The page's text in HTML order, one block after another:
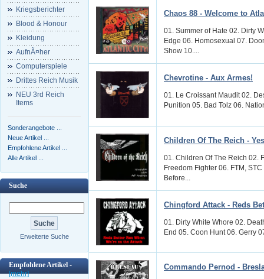
Kriegsberichter
Blood & Honour
Kleidung
AufnÃ¤her
Computerspiele
Drittes Reich Musik
NEU 3rd Reich
Items
Sonderangebote ...
Neue Artikel ...
Empfohlene Artikel ...
Alle Artikel ...
Suche
Erweiterte Suche
Empfohlene Artikel -
[mehr]
Chaos 88 - Welcome to
01. Summer of Hate 02. Dirty
Edge 06. Homosexual 07.
Show 10....
Chevrotine - Aux Armes!
01. Le Croissant Maudit 02.
Punition 05. Bad Tolz 06.
Children Of The Reich -
01. Children Of The Reich 02.
Freedom Fighter 06. FTM,
Before...
Chingford Attack - Reds
01. Dirty White Whore 02.
End 05. Coon Hunt 06. Gerry
Commando Pernod -